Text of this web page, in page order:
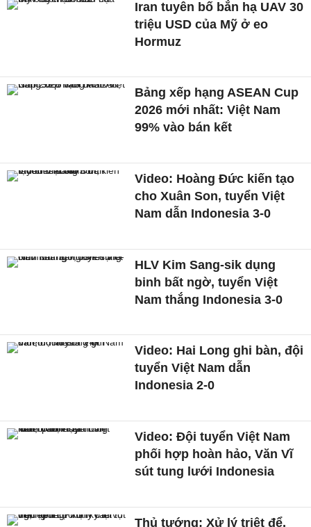
Iran tuyên bố bắn hạ UAV 30
triệu USD của Mỹ ở eo
Hormuz
Bảng xếp hạng ASEAN Cup
2026 mới nhất: Việt Nam
99% vào bán kết
Video: Hoàng Đức kiến tạo
cho Xuân Son, tuyển Việt
Nam dẫn Indonesia 3-0
HLV Kim Sang-sik dụng
binh bất ngờ, tuyển Việt
Nam thắng Indonesia 3-0
Video: Hai Long ghi bàn, đội
tuyển Việt Nam dẫn
Indonesia 2-0
Video: Đội tuyển Việt Nam
phối hợp hoàn hảo, Văn Vĩ
sút tung lưới Indonesia
Thủ tướng: Xử lý triệt để,